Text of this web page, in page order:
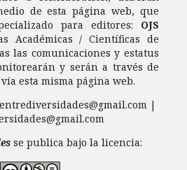
de esta página web, que
para editores: OJS
Académicas / Científicas de
las comunicaciones y estatus
y serán a través de
esta misma página web.
|
se publica bajo la licencia: